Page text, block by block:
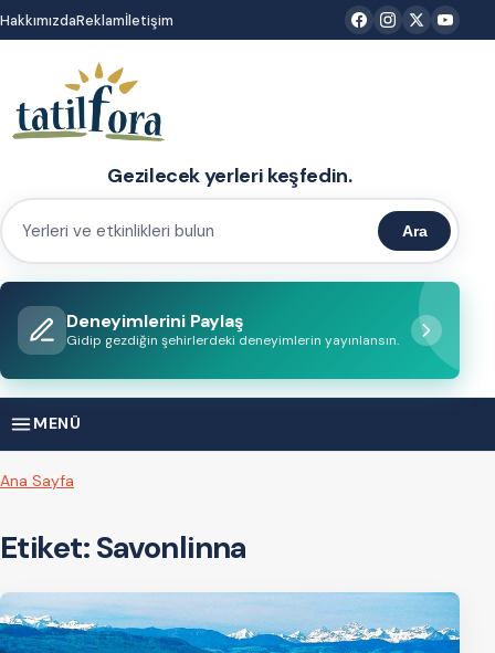
İçeriğe
atla
HakkımızdaReklamİletişim
Gezilecek yerleri keşfedin.
Yerleri
etkinlikleri
bulun
Ara
Deneyimlerini Paylaş
Gidip gezdiğin şehirlerdeki deneyimlerin yayınlansın.
MENÜ
Ana Sayfa
Etiket:Savonlinna